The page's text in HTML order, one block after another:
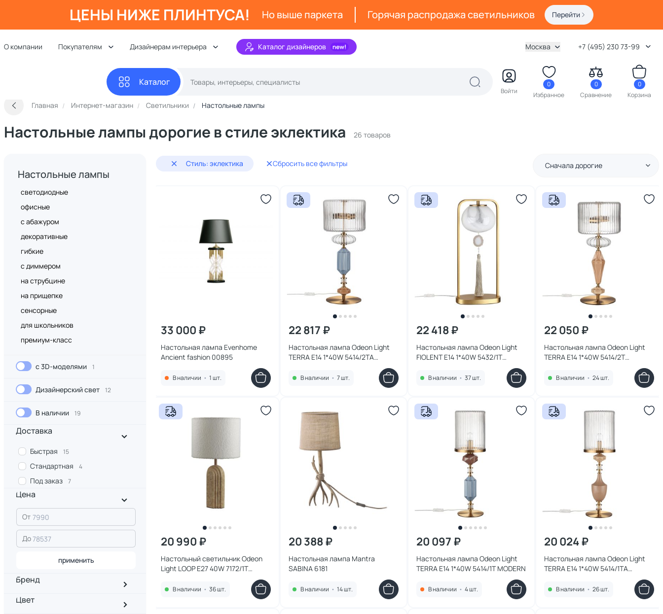
ЦЕНЫ НИЖЕ ПЛИНТУСА! Но выше паркета Горячая распродажа светильников Перейти
О компании Покупателям Дизайнерам интерьера Каталог дизайнеров Москва +7 (495) 230 73-99
Каталог
Войти
0
Избранное
0
Сравнение
0
Корзина
Главная Интернет-магазин Светильники Настольные лампы
Настольные лампы дорогие в стиле эклектика 26 товаров
Настольные лампы
светодиодные
офисные
с абажуром
декоративные
гибкие
с диммером
на струбцине
на прищепке
сенсорные
для школьников
премиум-класс
с 3D-моделями 1
Дизайнерский свет 12
В наличии 19
Доставка
Быстрая 15
Стандартная 4
Под заказ 7
Цена
От
До
применить
Бренд
Цвет
Стиль: эклектика Сбросить все фильтры Сначала дорогие
33 000 ₽
Настольная лампа Evenhome
Ancient fashion 00895
В наличии • 1 шт.
22 817 ₽
Настольная лампа Odeon Light
TERRA E14 1*40W 5414/2TA
В наличии • 7 шт.
22 418 ₽
Настольная лампа Odeon Light
FIOLENT E14 1*40W 5432/1T
В наличии • 37 шт.
22 050 ₽
Настольная лампа Odeon Light
TERRA E14 1*40W 5414/2T
В наличии • 24 шт.
20 990 ₽
Настольный светильник Odeon
Light LOOP E27 40W 7172/1T
В наличии • 36 шт.
20 388 ₽
Настольная лампа Mantra
SABINA 6181
В наличии • 14 шт.
20 097 ₽
Настольная лампа Odeon Light
TERRA E14 1*40W 5414/1T MODERN
В наличии • 4 шт.
20 024 ₽
Настольная лампа Odeon Light
TERRA E14 1*40W 5414/1TA
В наличии • 26 шт.